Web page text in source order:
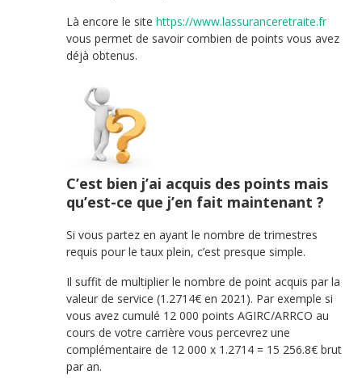
Là encore le site https://www.lassuranceretraite.fr
vous permet de savoir combien de points vous avez
déjà obtenus.
C’est bien j’ai acquis des points mais
qu’est-ce que j’en fait maintenant ?
Si vous partez en ayant le nombre de trimestres
requis pour le taux plein, c’est presque simple.
Il suffit de multiplier le nombre de point acquis par la
valeur de service (1.2714€ en 2021). Par exemple si
vous avez cumulé 12 000 points AGIRC/ARRCO au
cours de votre carrière vous percevrez une
complémentaire de 12 000 x 1.2714 = 15 256.8€ brut
par an.